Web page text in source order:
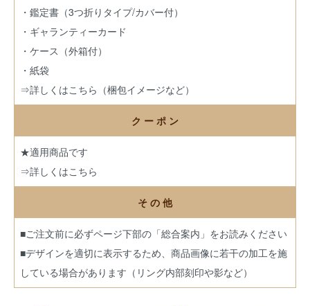
・鑑定書（3つ折りタイプ/カバー付）
・ギャランティーカード
・ケース（外箱付）
・紙袋
⇒詳しくはこちら（梱包イメージなど）
ク ー ポ ン
★適用商品です
⇒詳しくはこちら
そ の 他
■ご注文前に必ずページ下部の「総合案内」をお読みください
■デザインを適切に表示するため、商品画像に若干の加工を施
している場合があります（リング内部刻印や影など）